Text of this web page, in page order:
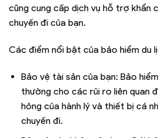
cũng cung cấp dịch vụ hỗ trợ
chuyến đi của bạn.
Các điểm nổi bật của bảo hiểm du
Bảo vệ tài sản của bạn: Bảo
thường cho các rủi ro liên quan
hỏng của hành lý và thiết bị cá
chuyến đi.